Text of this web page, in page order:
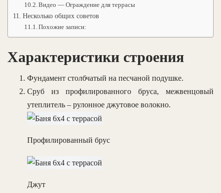
Видео — Ограждение для террасы
Несколько общих советов
Похожие записи:
Характеристики строения
Фундамент столбчатый на песчаной подушке.
Сруб из профилированного бруса, межвенцовый
утеплитель – рулонное джутовое волокно.
Профилированный брус
Джут